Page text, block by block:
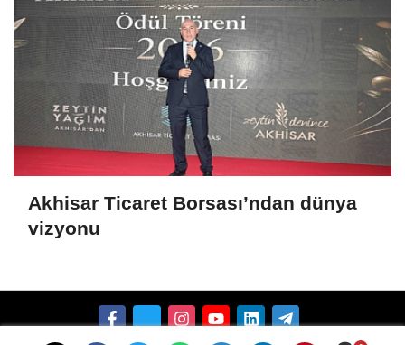
Akhisar Ticaret Borsası’ndan dünya
vizyonu